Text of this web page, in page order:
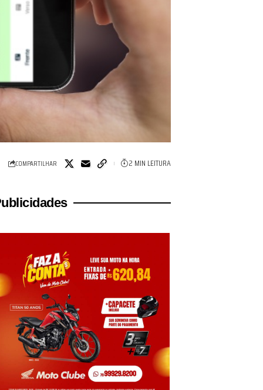
COMPARTILHAR 2 MIN LEITURA